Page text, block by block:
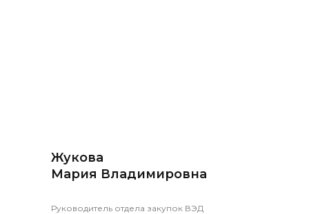
Жукова
Мария Владимировна
Руководитель отдела закупок ВЭД